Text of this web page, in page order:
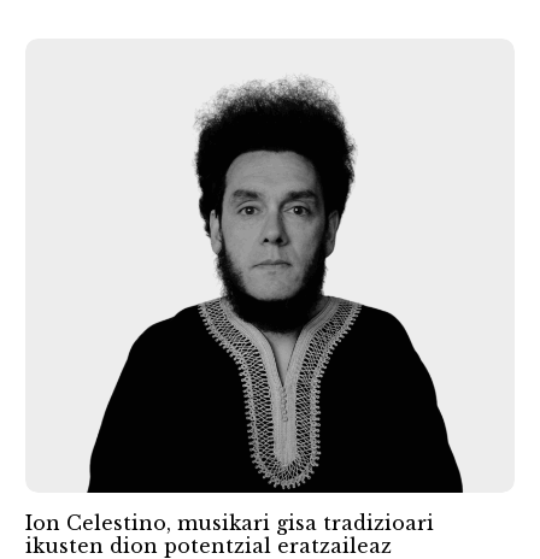
Ion Celestino, musikari gisa tradizioari
ikusten dion potentzial eratzaileaz